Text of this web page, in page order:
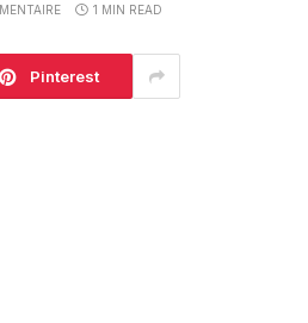
1 MIN READ
Pinterest